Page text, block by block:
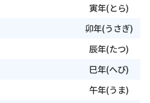
寅年(とら)
卯年(うさぎ)
辰年(たつ)
巳年(へび)
午年(うま)